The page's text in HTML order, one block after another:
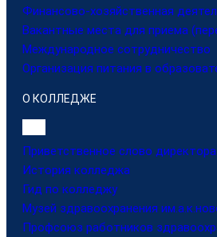
Финансово-хозяйственная
Вакантные места для приема
Международное сотрудничество
Организация питания в
О КОЛЛЕДЖЕ
Приветственное слово директора
История колледжа
Гид по колледжу
Музей здравоохранения
Профсоюз работников